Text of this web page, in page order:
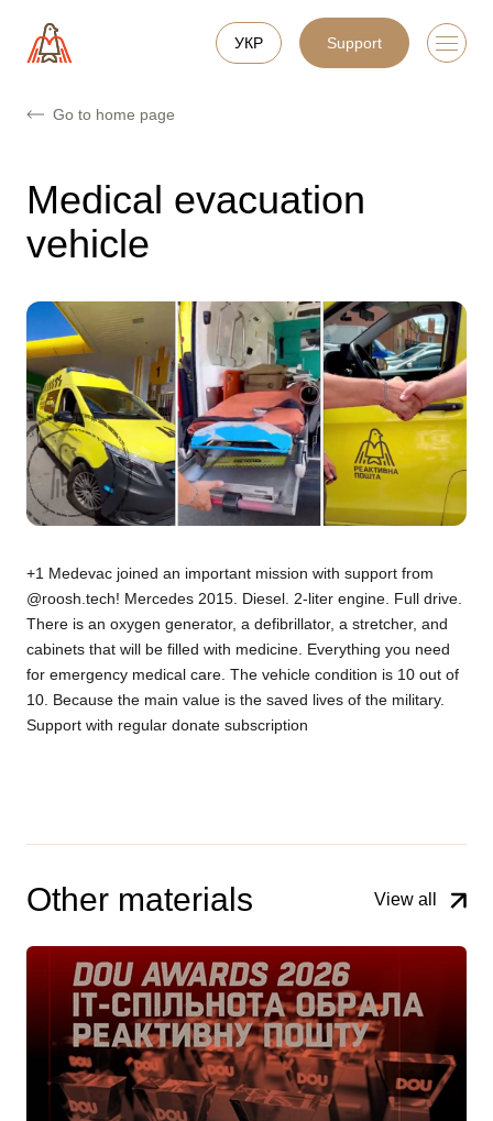
УКР Support
Go to home page
Medical evacuation
vehicle
+1 Medevac joined an important mission with support from
@roosh.tech! Mercedes 2015. Diesel. 2-liter engine. Full drive.
There is an oxygen generator, a defibrillator, a stretcher, and
cabinets that will be filled with medicine. Everything you need
for emergency medical care. The vehicle condition is 10 out of
10. Because the main value is the saved lives of the military.
Support with regular donate subscription
Other materials View all